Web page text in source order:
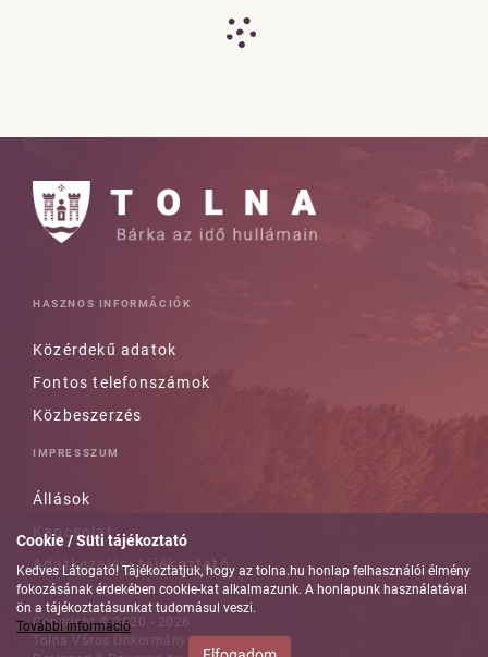
Cookie / Süti tájékoztató
Kedves Látogató! Tájékoztatjuk, hogy az tolna.hu honlap felhasználói élmény
fokozásának érdekében cookie-kat alkalmazunk. A honlapunk használatával
ön a tájékoztatásunkat tudomásul veszi.
További információ
HASZNOS INFORMÁCIÓK
Közérdekű adatok
Fontos telefonszámok
Közbeszerzés
IMPRESSZUM
Állások
Kapcsolat
Adatkezelési tájékoztató
Copyright © 2020 - 2026
Tolna Város Önkormányzata